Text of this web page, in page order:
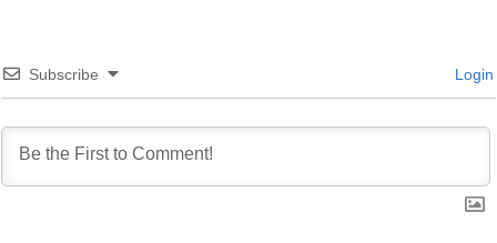
Subscribe Login